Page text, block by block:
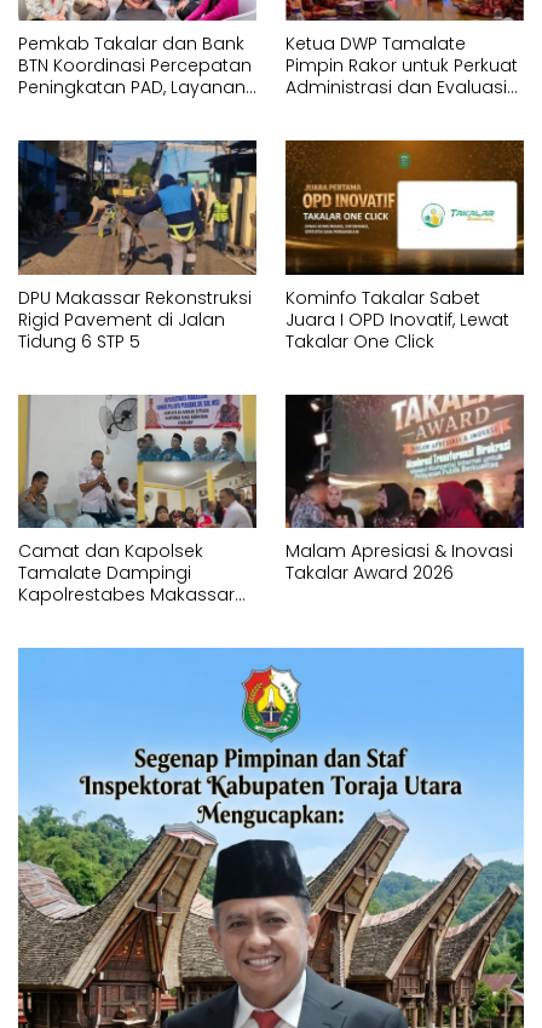
Pemkab Takalar dan Bank
BTN Koordinasi Percepatan
Peningkatan PAD, Layanan
Ketua DWP Tamalate
Pimpin Rakor untuk Perkuat
Administrasi dan Evaluasi
DPU Makassar Rekonstruksi
Rigid Pavement di Jalan
Tidung 6 STP 5
Kominfo Takalar Sabet
Juara I OPD Inovatif, Lewat
Takalar One Click
Camat dan Kapolsek
Tamalate Dampingi
Kapolrestabes Makassar
Malam Apresiasi & Inovasi
Takalar Award 2026